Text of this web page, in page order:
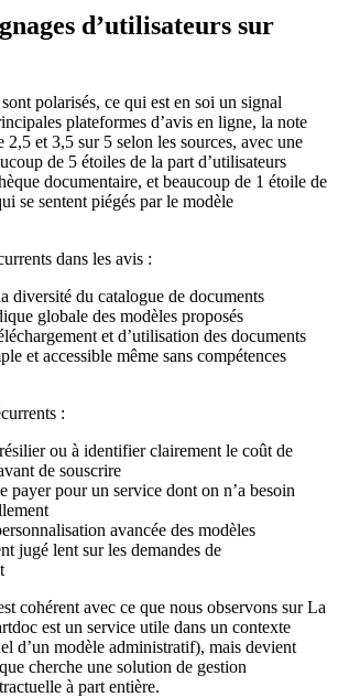
d’utilisateurs sur
polarisés, ce qui est en soi un signal
plateformes d’avis en ligne, la note
2,5 et 3,5 sur 5 selon les sources, avec une
de 5 étoiles de la part d’utilisateurs
documentaire, et beaucoup de 1 étoile de
se sentent piégés par le modèle
dans les avis :
diversité du catalogue de documents
globale des modèles proposés
et d’utilisation des documents
et accessible même sans compétences
:
ou à identifier clairement le coût de
de souscrire
payer pour un service dont on n’a besoin
avancée des modèles
jugé lent sur les demandes de
cohérent avec ce que nous observons sur La
est un service utile dans un contexte
d’un modèle administratif), mais devient
cherche une solution de gestion
à part entière.